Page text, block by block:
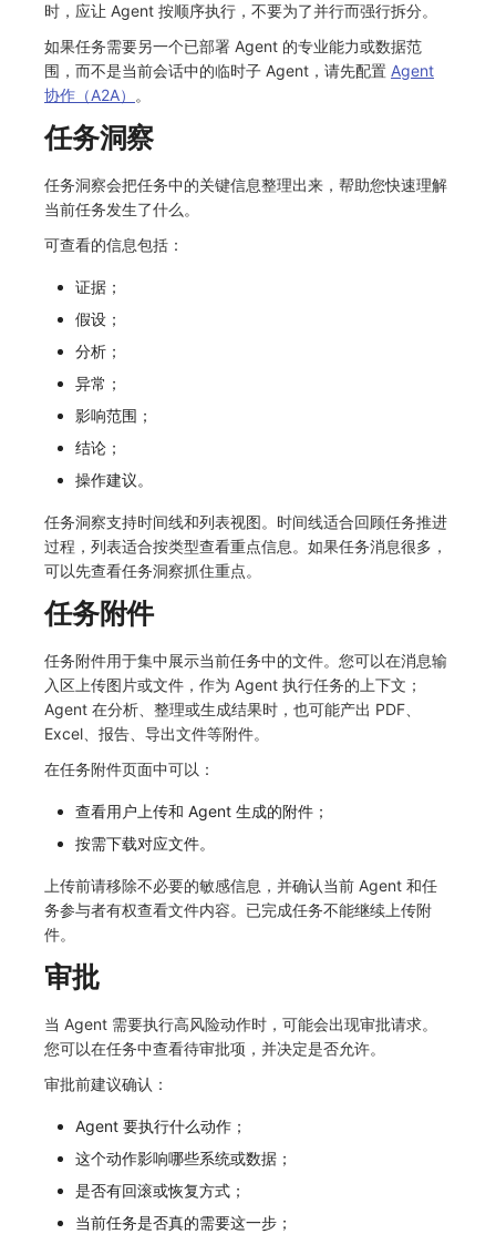
时，应让 Agent 按顺序执行，不要为了并行而强行拆分。
如果任务需要另一个已部署 Agent 的专业能力或数据范
围，而不是当前会话中的临时子 Agent，请先配置 Agent
协作（A2A）
。
任务洞察
任务洞察会把任务中的关键信息整理出来，帮助您快速理解
当前任务发生了什么。
可查看的信息包括：
证据；
假设；
分析；
异常；
影响范围；
结论；
操作建议。
任务洞察支持时间线和列表视图。时间线适合回顾任务推进
过程，列表适合按类型查看重点信息。如果任务消息很多，
可以先查看任务洞察抓住重点。
任务附件
任务附件用于集中展示当前任务中的文件。您可以在消息输
入区上传图片或文件，作为 Agent 执行任务的上下文；
Agent 在分析、整理或生成结果时，也可能产出 PDF、
Excel、报告、导出文件等附件。
在任务附件页面中可以：
查看用户上传和 Agent 生成的附件；
按需下载对应文件。
上传前请移除不必要的敏感信息，并确认当前 Agent 和任
务参与者有权查看文件内容。已完成任务不能继续上传附
件。
审批
当 Agent 需要执行高风险动作时，可能会出现审批请求。
您可以在任务中查看待审批项，并决定是否允许。
审批前建议确认：
Agent 要执行什么动作；
这个动作影响哪些系统或数据；
是否有回滚或恢复方式；
当前任务是否真的需要这一步；